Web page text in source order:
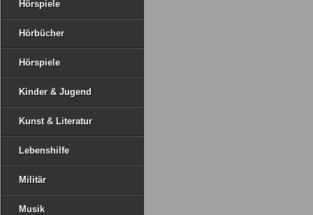
Hörspiele
Hörbücher
Hörspiele
Kinder & Jugend
Kunst & Literatur
Lebenshilfe
Militär
Musik